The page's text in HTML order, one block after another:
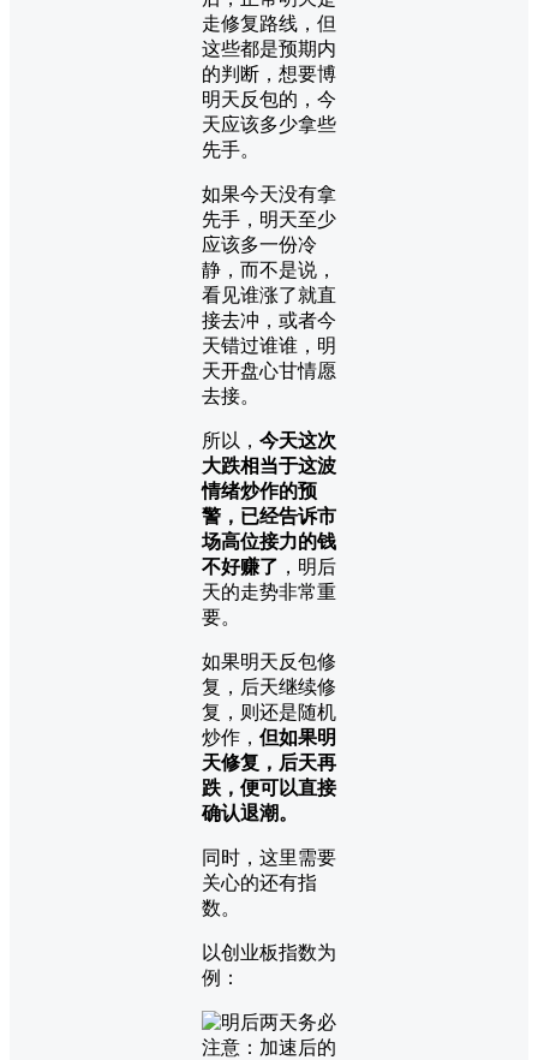
走修复路线，但
这些都是预期内
的判断，想要博
明天反包的，今
天应该多少拿些
先手。
如果今天没有拿
先手，明天至少
应该多一份冷
静，而不是说，
看见谁涨了就直
接去冲，或者今
天错过谁谁，明
天开盘心甘情愿
去接。
所以， 今天这次
大跌相当于这波
情绪炒作的预
警，已经告诉市
场高位接力的钱
不好赚了 ，明后
天的走势非常重
要。
如果明天反包修
复，后天继续修
复，则还是随机
炒作， 但如果明
天修复，后天再
跌，便可以直接
确认退潮。
同时，这里需要
关心的还有指
数。
以创业板指数为
例：